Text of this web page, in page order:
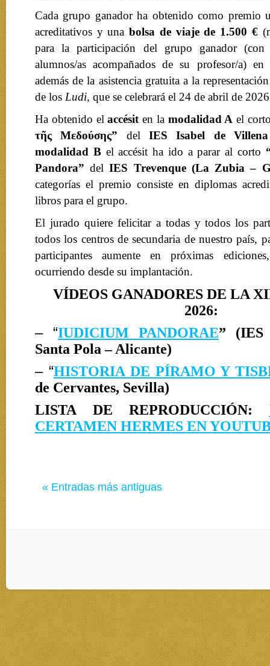
Cada grupo ganador ha obtenido como premio
acreditativos y unabolsa de viaje de 1.500 €
para la participación del grupo ganador
alumnos/as acompañados de su profesor/a)
además de la asistencia gratuita a la
de los Ludi, que se celebrará el 24 de abril de
Ha obtenido elaccésit en la modalidad A el
τῆς Μεδούσης” delIES Isabel de Villena
modalidad Bel accésit ha ido a parar al corto
Pandora” delIES Trevenque (La Zubia –
categorías el premio consiste en diplomas
libros para el grupo.
El jurado quiere felicitar a todas y todos los
todos los centros de secundaria de nuestro país,
participantes aumente en próximas
ocurriendo desde su implantación.
VÍDEOS GANADORES DE LA
2026:
– “IUDICIUM PANDORAE” (IES
Santa Pola – Alicante)
– “HISTORIA DE PÍRAMO Y
de Cervantes, Sevilla)
LISTA DE REPRODUCCIÓN:
CERTAMEN HERMES EN
« Entradas más antiguas